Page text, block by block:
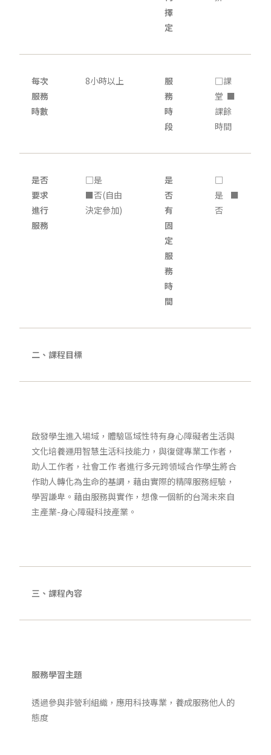
擇
定
每次
服務
時數
8小時以上
服
務
時
段
□課
堂 ■
課餘
時間
是否
要求
進行
服務
□是
■否(自由
決定參加)
是
否
有
固
定
服
務
時
間
□
是 ■
否
二、課程目標
啟發學生進入場域，體驗區域性特有身心障礙者生活與
文化培養運用智慧生活科技能力，與復健專業工作者，
助人工作者，社會工作 者進行多元跨領域合作學生將合
作助人轉化為生命的基調，藉由實際的精障服務經驗，
學習謙卑。藉由服務與實作，想像一個新的台灣未來自
主產業-身心障礙科技產業。
三、課程內容
服務學習主題
透過參與非營利組織，應用科技專業，養成服務他人的
態度